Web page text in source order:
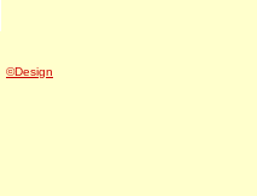
©Design